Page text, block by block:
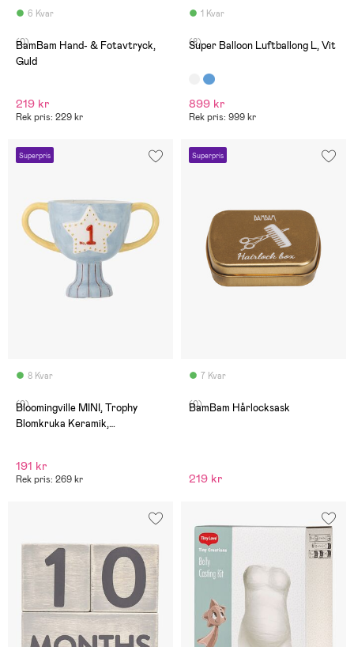
6 Kvar
(0)
BamBam Hand- & Fotavtryck,
Guld
219 kr
Rek pris: 229 kr
1 Kvaralla. Fint blickfång i
(8)
Super Balloon Luftballong L, Vit
899 kr
Rek pris: 999 kr
Superpris
8 Kvar
(0)
Bloomingville MINI, Trophy
Blomkruka Keramik,
191 kr
Rek pris: 269 kr
Superpris
7 Kvar
(0)
BamBam Hårlocksask
219 kr